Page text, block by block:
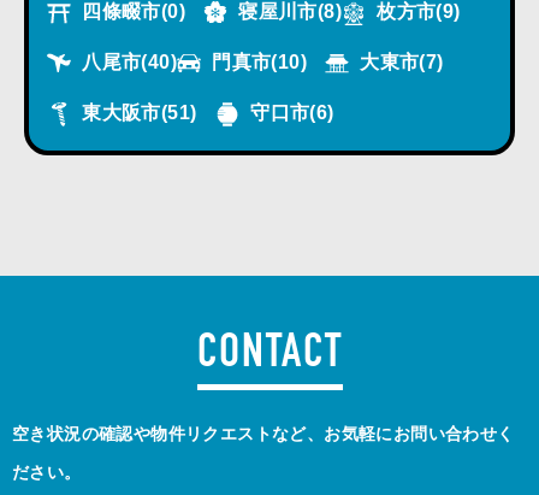
四條畷市(0) 寝屋川市(8) 枚方市(9)
八尾市(40) 門真市(10) 大東市(7)
東大阪市(51) 守口市(6)
CONTACT
空き状況の確認や物件リクエストなど、お気軽にお問い合わせく
ださい。